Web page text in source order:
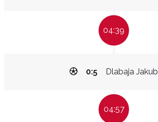
04:39
Dlabaja Jakub
0:5
04:57